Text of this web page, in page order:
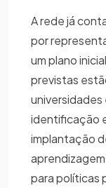
A rede já
por
um plano
previstas
identificação
implantação
para políticas